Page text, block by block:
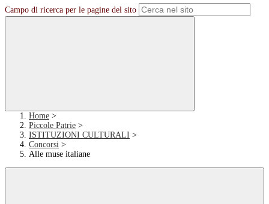
Campo di ricerca per le pagine del sito
Home >
Piccole Patrie >
ISTITUZIONI CULTURALI >
Concorsi >
Alle muse italiane